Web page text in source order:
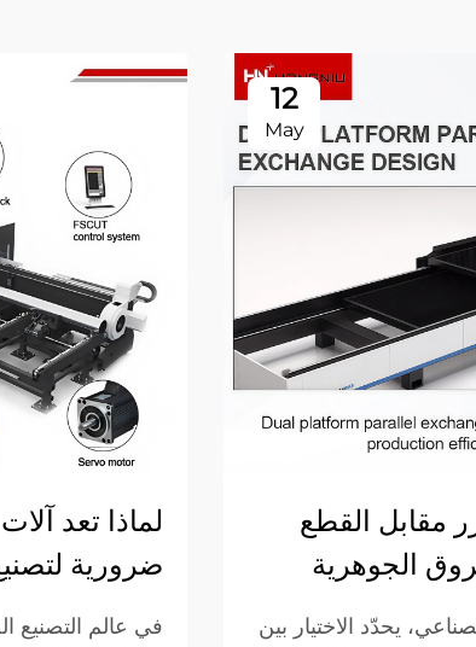
12
May
مقابل القطع
الجوهرية
يحدّد الاختيار بين
لماذا تعد
ضرورية
في عالم التصنيع